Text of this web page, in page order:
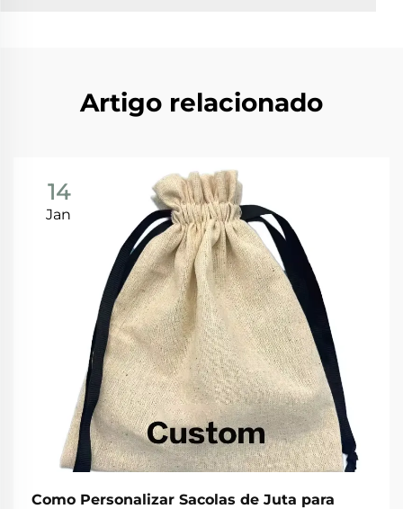
Artigo relacionado
14
Jan
Como Personalizar Sacolas de Juta para